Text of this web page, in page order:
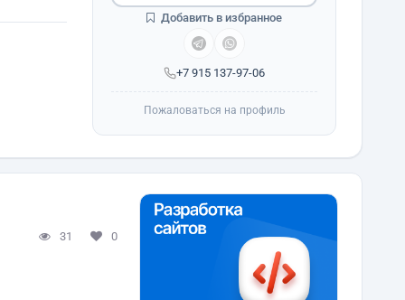
+7 915 137-97-06
Добавить в избранное
Пожаловаться на профиль
31 0